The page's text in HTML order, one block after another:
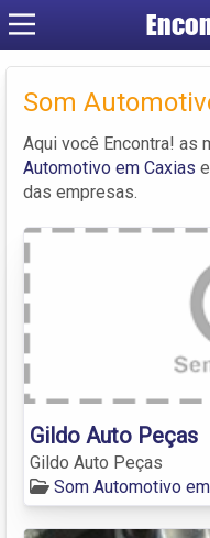
Som
Aqui você Encontra! as
Automotivo em Caxias
das empresas.
Gildo Auto Peças
Gildo Auto Peças
Som Automotivo